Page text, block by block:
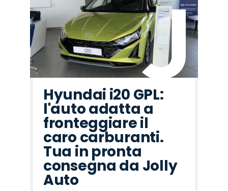
Hyundai i20 GPL:
l'auto adatta a
fronteggiare il
caro carburanti.
Tua in pronta
consegna da Jolly
Auto